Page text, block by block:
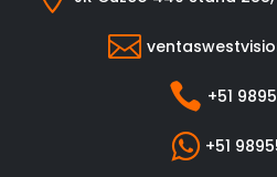

 +51
 +51